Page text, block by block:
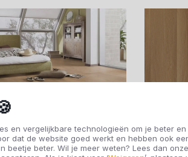
en vergelijkbare technologieën om je beter
dat de website goed werkt en hebben ook
beetje beter. Wil je meer weten? Lees dan onze